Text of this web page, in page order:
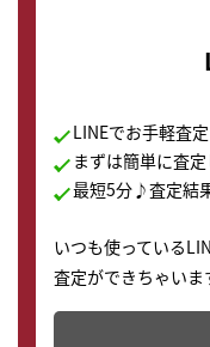
LINEでお手軽査定
まずは簡単に査
最短5分♪査定結
いつも使っている
査定ができちゃい
どこからでもすぐ